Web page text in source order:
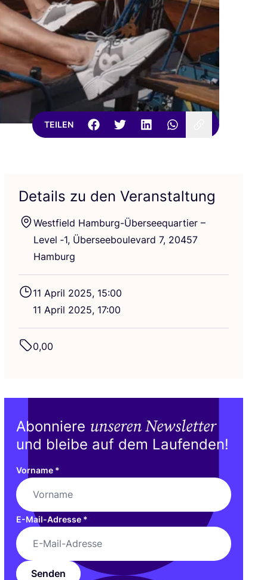
TEILEN
Details zu den Veranstaltung
West­field Ham­burg-Über­see­quar­tier –
Level ‑1, Über­see­bou­le­vard 7, 20457
Hamburg
11 April 2025, 15:00
11 April 2025, 17:00
0,00
Abonniere unseren Newsletter
und bleibe auf dem Laufenden!
Vorname *
E-Mail-Adresse *
Senden